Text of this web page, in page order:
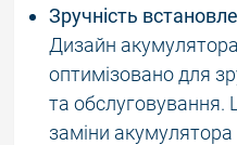
Зручність
Дизайн
оптимізовано для
та обслуговування.
заміни акумулятора